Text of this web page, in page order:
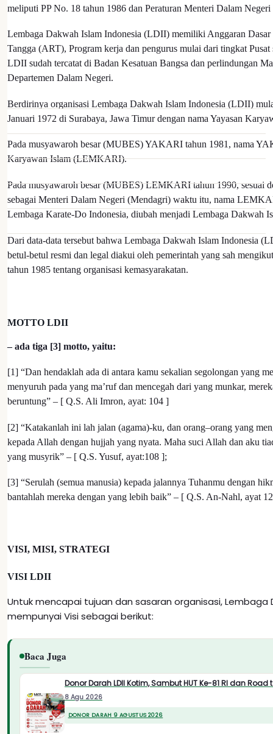
meliputi PP No. 18 tahun 1986 dan Peraturan Menteri Dalam
Lembaga Dakwah Islam Indonesia (LDII) memiliki Anggaran
Tangga (ART), Program kerja dan pengurus mulai dari tingkat Pusat
LDII sudah tercatat di Badan Kesatuan Bangsa dan perlindungan
Departemen Dalam Negeri.
Berdirinya organisasi Lembaga Dakwah Islam Indonesia (LDII)
Januari 1972 di Surabaya, Jawa Timur dengan nama Yayasan
Pada musyawaroh besar (MUBES) YAKARI tahun 1981, nama
Karyawan Islam (LEMKARI).
Pada musyawaroh besar (MUBES) LEMKARI tahun 1990, sesuai
sebagai Menteri Dalam Negeri (Mendagri) waktu itu, nama
Lembaga Karate-Do Indonesia, diubah menjadi Lembaga Dakwah
Dari data-data tersebut bahwa Lembaga Dakwah Islam Indonesia
betul-betul resmi dan legal diakui oleh pemerintah yang sah
tahun 1985 tentang organisasi kemasyarakatan.
MOTTO LDII
– ada tiga [3] motto, yaitu:
[1] “Dan hendaklah ada di antara kamu sekalian segolongan yang
menyuruh pada yang ma’ruf dan mencegah dari yang munkar,
beruntung” – [ Q.S. Ali Imron, ayat: 104 ]
[2] “Katakanlah ini lah jalan (agama)-ku, dan orang–orang yang
kepada Allah dengan hujjah yang nyata. Maha suci Allah dan aku
yang musyrik” – [ Q.S. Yusuf, ayat:108 ];
[3] “Serulah (semua manusia) kepada jalannya Tuhanmu dengan
bantahlah mereka dengan yang lebih baik” – [ Q.S. An-Nahl, ayat
VISI, MISI, STRATEGI
VISI LDII
Untuk mencapai tujuan dan sasaran organisasi, Lembaga
mempunyai Visi sebagai berikut:
Baca Juga
Donor Darah LDII Kotim, Sambut HUT Ke-81 RI dan Road
8 Agu 2026
DONOR DARAH 9 AGUSTUS 2026